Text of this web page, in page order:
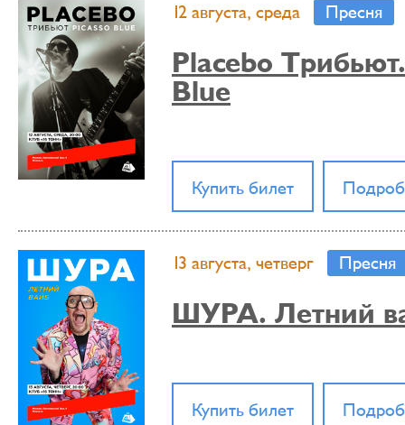
12 августа, среда Пресня
Placebo
Blue
Купить билет
13 августа, четверг Пресня
ШУРА. Летний
Купить билет